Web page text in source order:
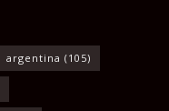
argentina (105)